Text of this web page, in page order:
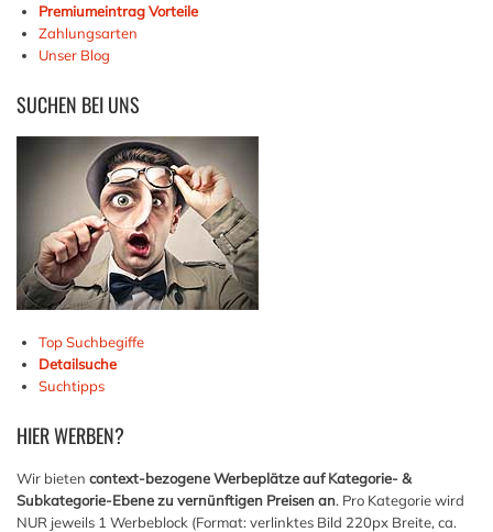
Premiumeintrag Vorteile
Zahlungsarten
Unser Blog
SUCHEN BEI UNS
Top Suchbegiffe
Detailsuche
Suchtipps
HIERWERBEN?
Wir bieten context-bezogene Werbeplätze auf Kategorie- &
Subkategorie-Ebene zu vernünftigen Preisen an. Pro Kategorie wird
NUR jeweils 1 Werbeblock (Format: verlinktes Bild 220px Breite, ca.